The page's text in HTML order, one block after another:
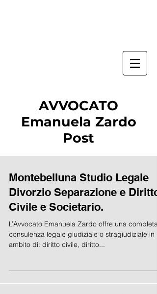
AVVOCATO
Emanuela Zardo
Post
Montebelluna Studio Legale
Divorzio Separazione e Diritto
Civile e Societario.
L’Avvocato Emanuela Zardo offre una completa
consulenza legale giudiziale o stragiudiziale in
ambito di: diritto civile, diritto...